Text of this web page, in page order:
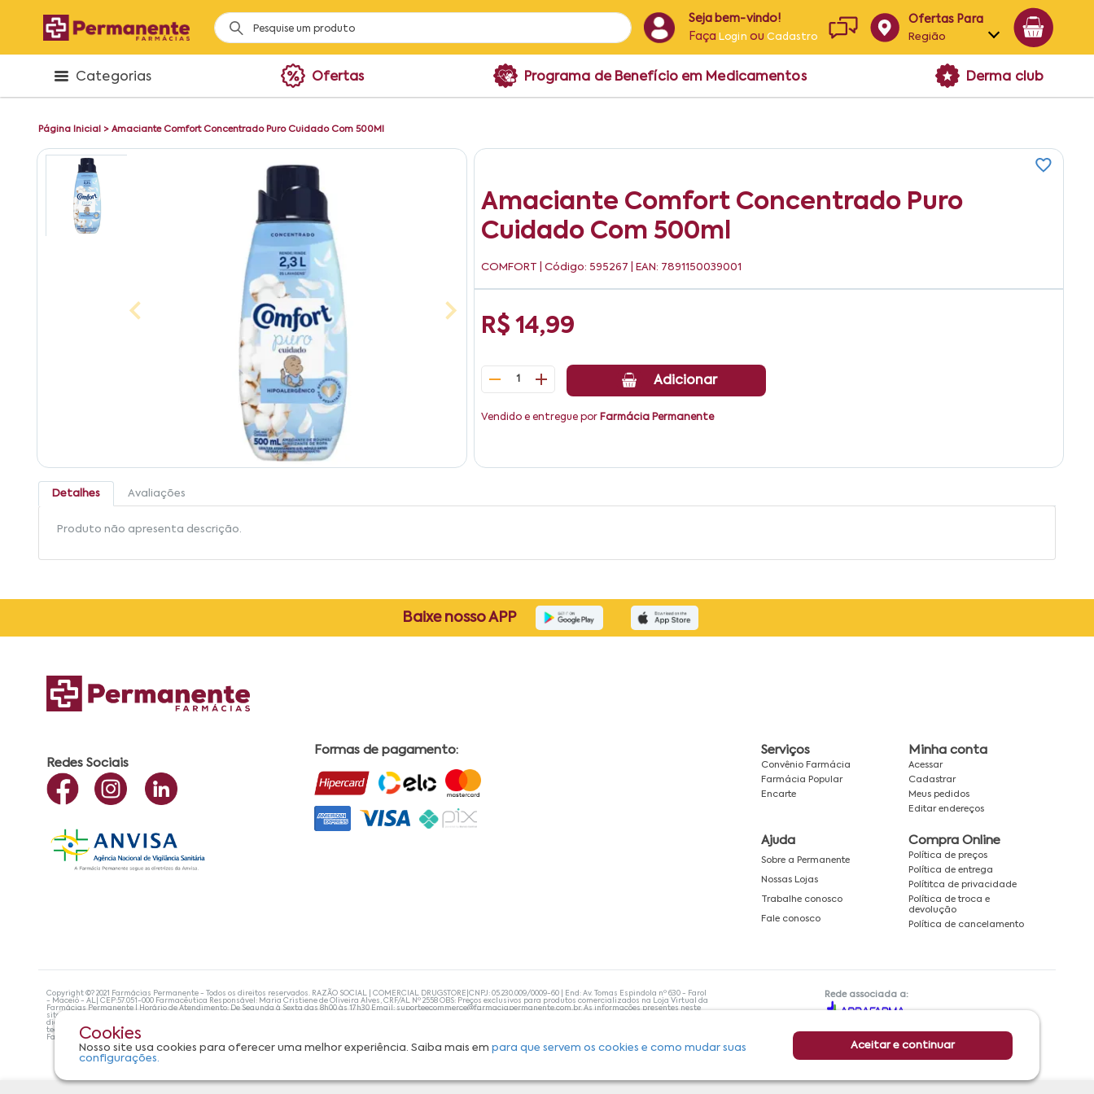
Seja bem-vindo!
Faça Login ouCadastro
Ofertas Para
Região
Alagoas
Categorias Ofertas Programa de Benefício em Medicamentos Derma club
Página Inicial > Amaciante Comfort Concentrado Puro Cuidado Com 500Ml
Amaciante Comfort Concentrado Puro
Cuidado Com 500ml
COMFORT | Código: 595267 | EAN: 7891150039001
R$ 14,99
1 Adicionar
Vendido e entregue por Farmácia Permanente
Detalhes Avaliações
Produto não apresenta descrição.
Cookies
Nosso site usa cookies para oferecer uma melhor experiência. Saiba mais empara que servem os cookies e como mudar suas
configurações.
Aceitar e continuar
Baixe nosso APP
Redes Sociais
Formas de pagamento: Serviços
Convênio Farmácia
Farmácia Popular
Encarte
Minha conta
Acessar
Cadastrar
Meus pedidos
Editar endereços
Ajuda
Sobre a Permanente
Nossas Lojas
Trabalhe conosco
Fale conosco
Compra Online
Política de preços
Política de entrega
Polítitca de privacidade
Política de troca e
devolução
Política de cancelamento
Copyright ©? 2021 Farmácias Permanente - Todos os direitos reservados. RAZÃO SOCIAL | COMERCIAL DRUGSTORE|CNPJ: 05.230.009/0009-60 | End: Av. Tomas Espindola nº 630 - Farol
- Maceió - AL| CEP:57.051-000 Farmacêutica Responsável: Maria Cristiene de Oliveira Alves, CRF/AL Nº 2558 OBS: Preços exclusivos para produtos comercializados na Loja Virtual da
Farmácias Permanente | Horário de Atendimento: De Segunda à Sexta das 8h00 às 17h30 Email: suporteecommerce@farmaciapermanente.com.br. As informações presentes neste
site não devem ser utilizadas para automedicação e, de forma alguma, substituem as orientações de um profissional da área médica. Apenas o médico está capacitado para
diagnosticar problemas de saúde e prescrever o tratamento adequado. Se os sintomas persistirem, um médico deve ser consultado. A Farmácia Permanente trabalha com as
tecnologias mais avançadas de proteção de dados, para que você possa realizar suas compras com tranquilidade. A privacidade e a segurança dos clientes são compromissos da
Farmácias Permanente. Todos os pedidos efetuados estão sujeitos à confirmação da disponibilidade de produto em nosso estoque.
Rede associada a: